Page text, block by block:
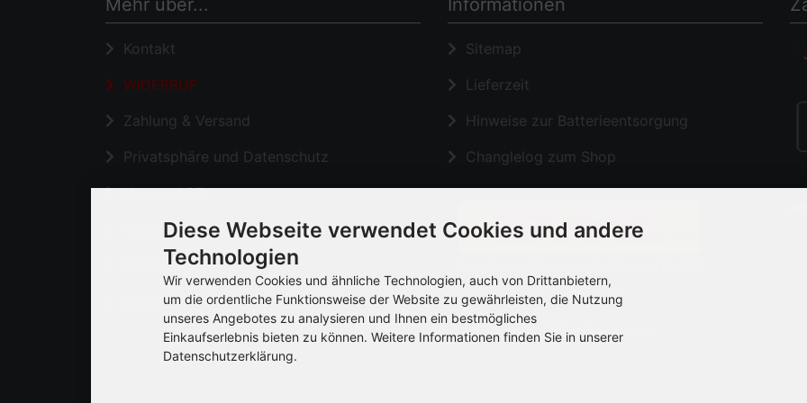
Mehr über...
Kontakt
WIDERRUF
Zahlung & Versand
Privatsphäre und Datenschutz
Unsere AGB
Widerrufsrecht & Widerrufsformular
Impressum
Cookie Einstellungen
Informationen
Sitemap
Lieferzeit
Hinweise zur Batterieentsorgung
Changlelog zum Shop
Diese Webseite verwendet Cookies und andere
Technologien
Wir verwenden Cookies und ähnliche Technologien, auch von Drittanbietern,
um die ordentliche Funktionsweise der Website zu gewährleisten, die Nutzung
unseres Angebotes zu analysieren und Ihnen ein bestmögliches
Einkaufserlebnis bieten zu können. Weitere Informationen finden Sie in unserer
Datenschutzerklärung.